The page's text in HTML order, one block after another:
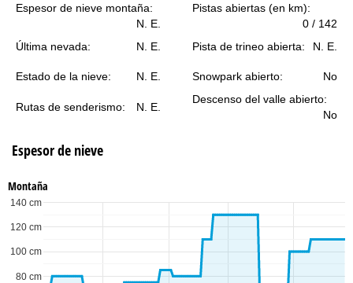
i
p
a
l
Espesor de nieve montaña:
N. E.
Pistas abiertas (en km):
0 / 142
Última nevada:
N. E. Pista de trineo abierta: N. E.
Estado de la nieve: N. E. Snowpark abierto: No
Rutas de senderismo: N. E.
Descenso del valle abierto:
No
Espesor de nieve
Montaña
80 cm
100 cm
120 cm
140 cm